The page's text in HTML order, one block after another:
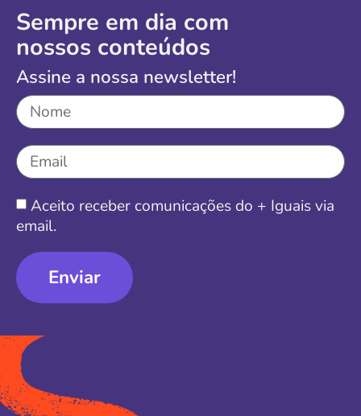
Sempre em dia com
nossos conteúdos
Assine a nossa newsletter!
Aceito receber comunicações do + Iguais via
email.
Enviar